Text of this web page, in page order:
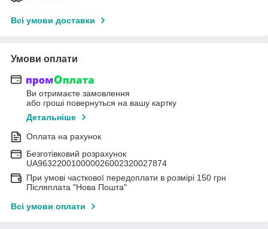
Всі умови доставки
Умови оплати
Ви отримаєте замовлення
або гроші повернуться на вашу картку
Детальніше
Оплата на рахунок
Безготівковий розрахунок
UA963220010000026002320027874
При умові часткової передоплати в розмірі 150 грн
Післяплата "Нова Пошта"
Всі умови оплати